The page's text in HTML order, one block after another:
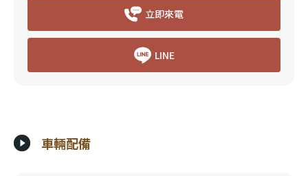
立即來電
LINE
車輛配備